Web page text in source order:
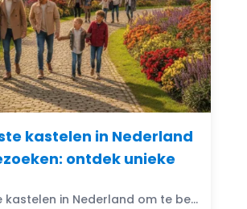
kastelen in Nederland
ontdek unieke
De mooiste kastelen in Nederland om te bezoeken: Denk je ooit aan de magische wereld van kastelen? Nederland heeft prachtige kastelen die wachten om ontdekt te worden. Van imposante torens...